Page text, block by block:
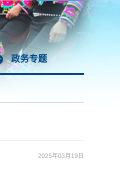
政务专题
2025年03月19日